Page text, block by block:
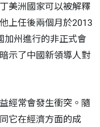
美洲國家可以被解釋
上任後兩個月於2013
加州進行的非正式會
示了中國新領導人對
經常會發生衝突。隨
它在經濟方面的成